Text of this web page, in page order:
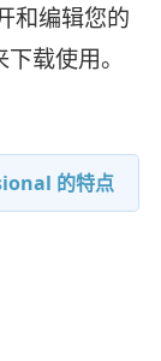
和编辑您的
载使用。
的特点